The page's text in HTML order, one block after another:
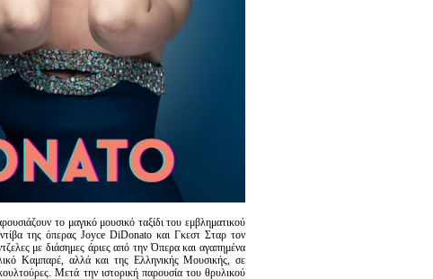
το μαγικό μουσικό ταξίδι του εμβληματικού
της όπερας Joyce DiDonato και Γκεστ Σταρ τον
με διάσημες άριες από την Όπερα και αγαπημένα
Καμπαρέ, αλλά και της Ελληνικής Μουσικής, σε
Μετά την ιστορική παρουσία του θρυλικού